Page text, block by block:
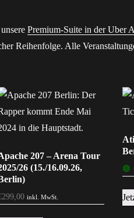
Premium-Suite in der Uber
Reihenfolge. Alle
207 – Arena Tour
26 (15./16.09.26,
299,00 inkl. MwSt.
🟢